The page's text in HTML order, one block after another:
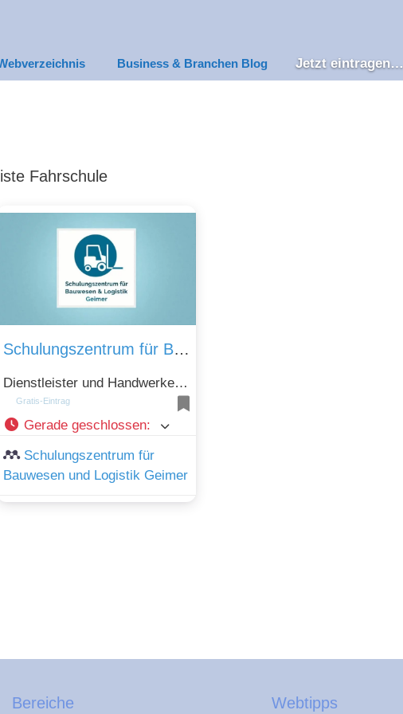
Business & Branchen Blog Jetzt eintragen…
Fahrschule
Schulungszentrum für Bauwesen und Logistik Geimer
Dienstleister und Handwerker und Industrie, Maschinen und Produktion
Gratis-Eintrag
Gerade geschlossen:
Schulungszentrum für
Bauwesen und Logistik Geimer
Bereiche Webtipps